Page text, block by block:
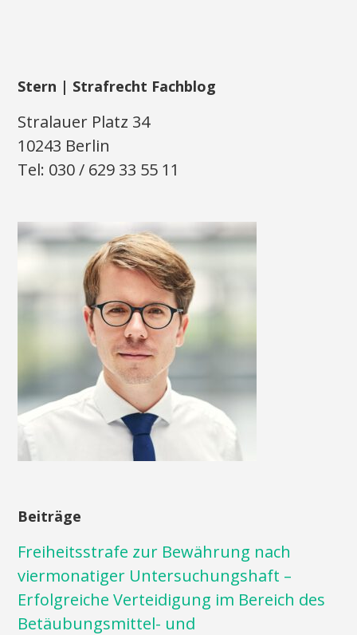
Stern | Strafrecht Fachblog
Stralauer Platz 34
10243 Berlin
Tel: 030 / 629 33 55 11
Beiträge
Freiheitsstrafe zur Bewährung nach
viermonatiger Untersuchungshaft –
Erfolgreiche Verteidigung im Bereich des
Betäubungsmittel- und